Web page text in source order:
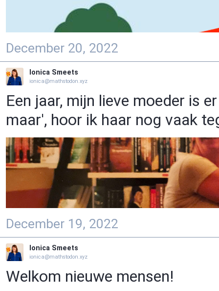
December 20, 2022
Ionica Smeets
ionica@mathstodon.xyz
Een jaar, mijn lieve moeder is
maar', hoor ik haar nog vaak
December 19, 2022
Ionica Smeets
ionica@mathstodon.xyz
Welkom nieuwe mensen!